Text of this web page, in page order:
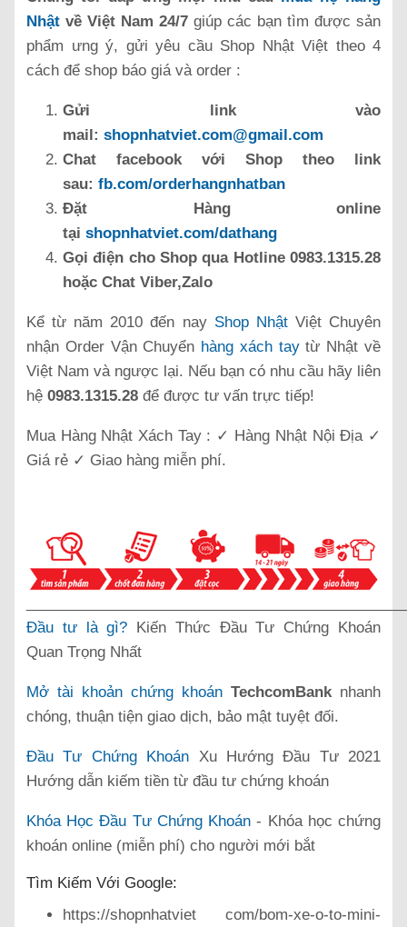
Nhật về Việt Nam 24/7 giúp các bạn tìm được sản
phẩm ưng ý, gửi yêu cầu Shop Nhật Việt theo 4
cách để shop báo giá và order :
Gửi link vào
mail: shopnhatviet.com@gmail.com
Chat facebook với Shop theo link
sau: fb.com/orderhangnhatban
Đặt Hàng online
tại shopnhatviet.com/dathang
Gọi điện cho Shop qua Hotline 0983.1315.28
hoặc Chat Viber,Zalo
Kể từ năm 2010 đến nay Shop NhậtViệt Chuyên
nhận Order Vận Chuyển hàng xách taytừ Nhật về
Việt Nam và ngược lại. Nếu bạn có nhu cầu hãy liên
hệ 0983.1315.28 để được tư vấn trực tiếp!
Mua Hàng Nhật Xách Tay : ✓ Hàng Nhật Nội Địa ✓
Giá rẻ ✓ Giao hàng miễn phí.
Đầu tư là gì? Kiến Thức Đầu Tư Chứng Khoán
Quan Trọng Nhất
Mở tài khoản chứng khoán TechcomBank nhanh
chóng, thuận tiện giao dịch, bảo mật tuyệt đối.
Đầu Tư Chứng Khoán Xu Hướng Đầu Tư 2021
Hướng dẫn kiếm tiền từ đầu tư chứng khoán
Khóa Học Đầu Tư Chứng Khoán - Khóa học chứng
khoán online (miễn phí) cho người mới bắt
Tìm Kiếm Với Google:
https://shopnhatviet com/bom-xe-o-to-mini-